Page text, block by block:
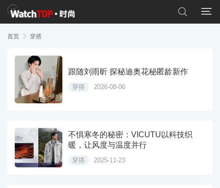


首页  穿搭
跟随刘雨昕 探秘迪奥花秘匿龄新作
穿搭 2026-08-06
不惧寒冬的秘密：VICUTU以科技织
暖，让风度与温度并行
穿搭 2025-11-23